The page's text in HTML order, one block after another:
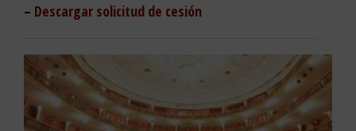
– Descargar solicitud de cesión